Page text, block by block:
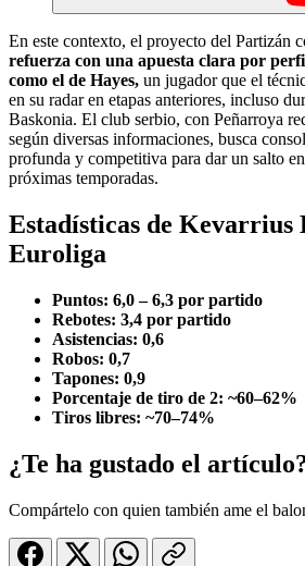
En este contexto, el proyecto del Partizán
refuerza con una apuesta clara por
como el de Hayes, un jugador que el
en su radar en etapas anteriores, incluso
Baskonia. El club serbio, con Peñarroya
según diversas informaciones, busca
profunda y competitiva para dar un salto
próximas temporadas.
Estadísticas de Kevarrius
Euroliga
Puntos: 6,0 – 6,3 por partido
Rebotes: 3,4 por partido
Asistencias: 0,6
Robos: 0,7
Tapones: 0,9
Porcentaje de tiro de 2: ~60–62%
Tiros libres: ~70–74%
¿Te ha gustado el
Compártelo con quien también ame el